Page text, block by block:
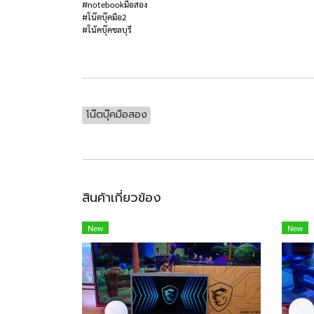
#notebookมือสอง
#โน๊ตบุ๊คมือ2
#โน้คบุ๊คชลบุรี
โน๊ตบุ๊คมือสอง
สินค้าเกี่ยวข้อง
New New